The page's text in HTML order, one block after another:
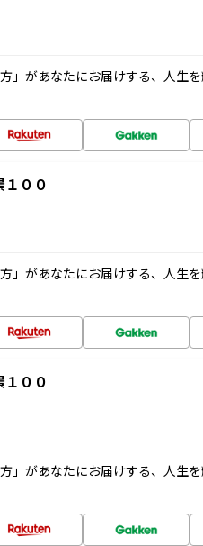
」があなたにお届けする、人生
００
」があなたにお届けする、人生
００
」があなたにお届けする、人生